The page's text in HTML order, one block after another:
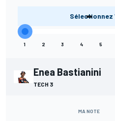
-
Sélectionnez
1 2 3 4 5
Enea Bastianini
TECH 3
MA NOTE